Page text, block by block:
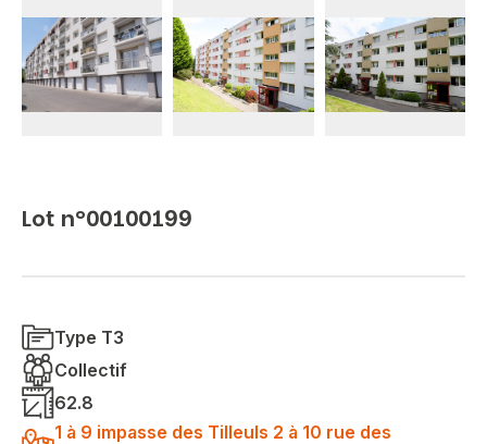
Lot n°00100199
Type T3
Collectif
62.8
1 à 9 impasse des Tilleuls 2 à 10 rue des